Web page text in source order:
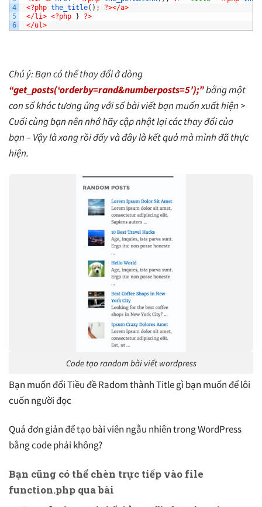
4
5
6
<?php the_title( ) ; ?></a>
</li> <?php }
?>
</ul>
Chú ý: Bạn có thể thay đổi ở dòng
“get_posts(‘orderby=rand&numberposts=5’);”bằng một
con số khác tương ứng với số bài viết bạn muốn xuất hiện >
Cuối cùng bạn nên nhớ hãy cập nhật lại các thay đổi của
bạn – Vậy là xong rồi đấy và đây là kết quả mà mình đã thực
hiện.
Code tạo random bài viết wordpress
Bạn muốn đổi Tiều đề Radom thành Title gì bạn muốn để lôi
cuốn người đọc
Quá đơn giản để tạo bài viên ngẫu nhiên trong WordPress
bằng code phải không?
Bạn cũng có thể chèn trực tiếp vào file
function.php qua bài